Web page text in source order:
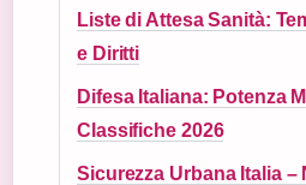
Liste di Attesa Sanità:
e Diritti
Difesa Italiana: Potenza
Classifiche 2026
Sicurezza Urbana Italia –